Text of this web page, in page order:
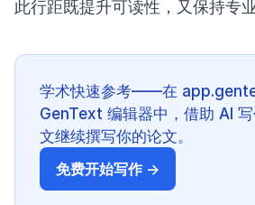
此行距既提升可读性，又保持专业
学术快速参考——在
GenText 编辑器中，借助 AI
文继续撰写你的论文。
免费开始写作 →